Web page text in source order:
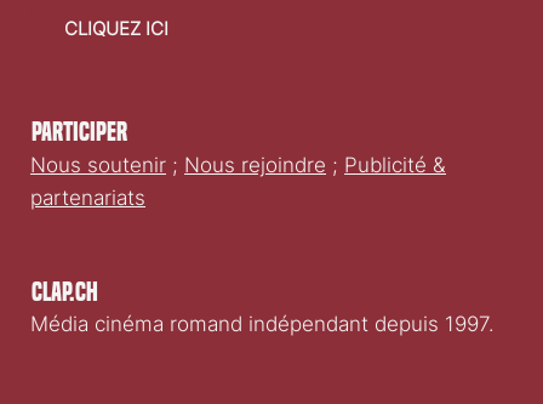
Clap.ch
Média cinéma romand indépendant depuis 1997.
Participer
Nous soutenir ; Nous rejoindre ; Publicité &
partenariats
CLIQUEZ ICI